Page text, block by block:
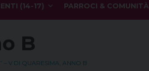
(14-17) PARROCI & COMUNITÀ
B
– V DI QUARESIMA, ANNO B